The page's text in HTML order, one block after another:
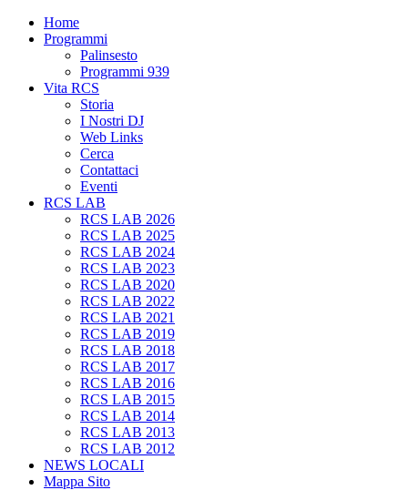
Home
Programmi
Palinsesto
Programmi 939
Vita RCS
Storia
I Nostri DJ
Web Links
Cerca
Contattaci
Eventi
RCS LAB
RCS LAB 2026
RCS LAB 2025
RCS LAB 2024
RCS LAB 2023
RCS LAB 2020
RCS LAB 2022
RCS LAB 2021
RCS LAB 2019
RCS LAB 2018
RCS LAB 2017
RCS LAB 2016
RCS LAB 2015
RCS LAB 2014
RCS LAB 2013
RCS LAB 2012
NEWS LOCALI
Mappa Sito